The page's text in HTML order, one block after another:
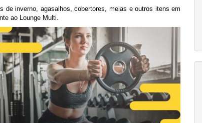
de inverno, agasalhos, cobertores, meias e outros itens em
ao Lounge Multi.